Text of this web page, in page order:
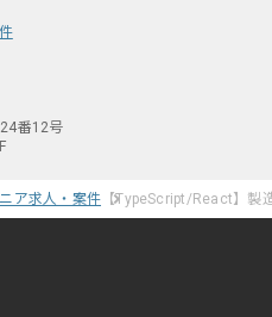
番12号
ア求人・案件 【TypeScript/React】製